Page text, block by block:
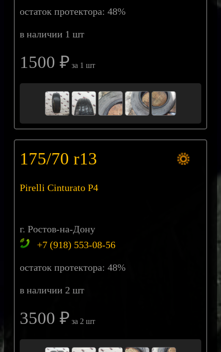
остаток протектора: 48%
в наличии 1 шт
1500 ₽ за 1 шт
175/70 r13
Pirelli Cinturato P4
г. Ростов-на-Дону
+7 (918) 553-08-56
остаток протектора: 48%
в наличии 2 шт
3500 ₽ за 2 шт